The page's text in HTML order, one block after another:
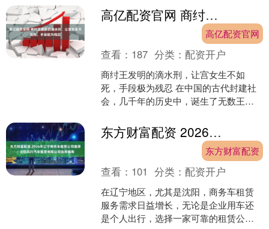
期。报告认为，电动汽.... 高亿配资官网 商纣王发明的滴水刑，让宫女生不如死，手段极为残忍
高亿配资官网
查看： 187 分类：配资开户
商纣王发明的滴水刑，让宫女生不如
死，手段极为残忍 在中国的古代封建社
会，几千年的历史中，诞生了无数王
命运，往往由国君的智慧与否....
东方财富配资 2026年辽宁商务车租赁公司推荐：沈阳风行汽车租赁有限公司选择指南
东方财富配资
查看： 101 分类：配资开户
在辽宁地区，尤其是沈阳，商务车租赁
服务需求日益增长，无论是企业用车还
是个人出行，选择一家可靠的租赁公司